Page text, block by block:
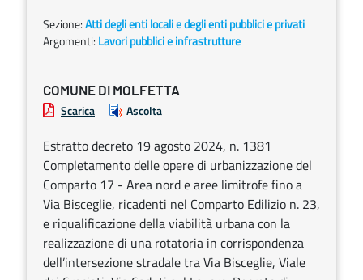
Sezione:Atti degli enti locali e degli enti pubblici e privati
Argomenti: Lavori pubblici e infrastrutture
COMUNE DI MOLFETTA
Scarica Ascolta
Estratto decreto 19 agosto 2024, n. 1381
Completamento delle opere di urbanizzazione del
Comparto 17 - Area nord e aree limitrofe fino a
Via Bisceglie, ricadenti nel Comparto Edilizio n. 23,
e riqualificazione della viabilità urbana con la
realizzazione di una rotatoria in corrispondenza
dell’intersezione stradale tra Via Bisceglie, Viale